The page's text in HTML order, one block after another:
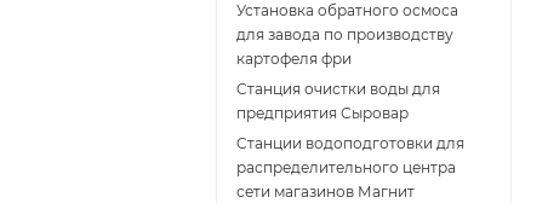
Установка обратного осмоса
для завода по производству
картофеля фри
Cтанция очистки воды для
предприятия Сыровар
Cтанции водоподготовки для
распределительного центра
сети магазинов Магнит